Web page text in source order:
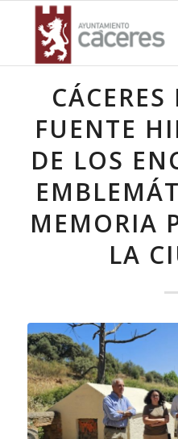
CÁCERES
FUENTE
DE LOS
MEMORIA
LA